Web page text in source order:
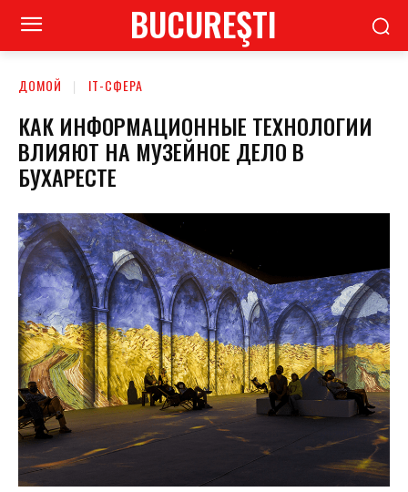
BUCUREŞTI
ДОМОЙ ІТ-СФЕРА
КАК ИНФОРМАЦИОННЫЕ ТЕХНОЛОГИИ
ВЛИЯЮТ НА МУЗЕЙНОЕ ДЕЛО В
БУХАРЕСТЕ